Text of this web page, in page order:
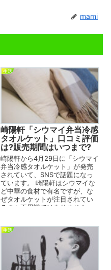
mami
生活
崎陽軒「シウマイ弁当冷感
タオルケット」口コミ評価
は?販売期間はいつまで?
崎陽軒から4月29日に「シウマイ
弁当冷感タオルケット」が発売
されていて、SNSで話題になっ
ています。 崎陽軒はシウマイな
ど中華の食材で有名ですが、な
ぜタオルケットが注目されてい
るのか不思議ではありません
生活